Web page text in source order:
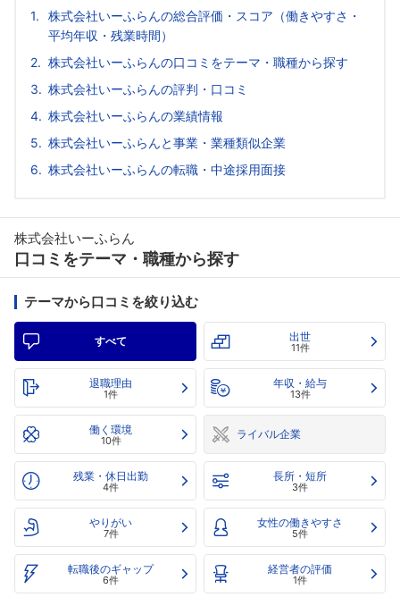
株式会社いーふらんの総合評価・スコア（働きやすさ・
平均年収・残業時間）
株式会社いーふらんの口コミをテーマ・職種から探す
株式会社いーふらんの評判・口コミ
株式会社いーふらんの業績情報
株式会社いーふらんと事業・業種類似企業
株式会社いーふらんの転職・中途採用面接
株式会社いーふらん
口コミをテーマ・職種から探す
テーマから口コミを絞り込む
すべて 出世
11件
退職理由
1件
年収・給与
13件
働く環境
10件 ライバル企業
残業・休日出勤
4件
長所・短所
3件
やりがい
7件
女性の働きやすさ
5件
転職後のギャップ
6件
経営者の評価
1件